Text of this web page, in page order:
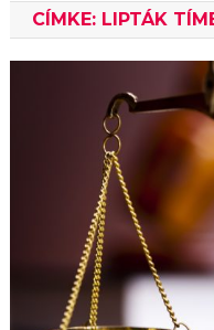
CÍMKE: LIPTÁK